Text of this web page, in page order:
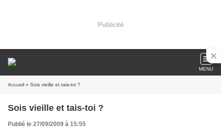
Publicité
MENU
Accueil » Sois vieille et tais-toi ?
Sois vieille et tais-toi ?
Publié le 27/09/2009 à 15:55